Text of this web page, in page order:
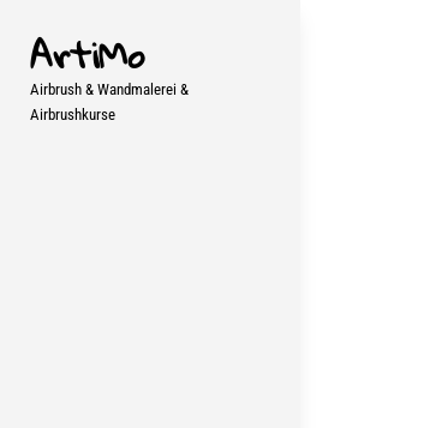
content
ArtiMo
Airbrush & Wandmalerei &
Airbrushkurse